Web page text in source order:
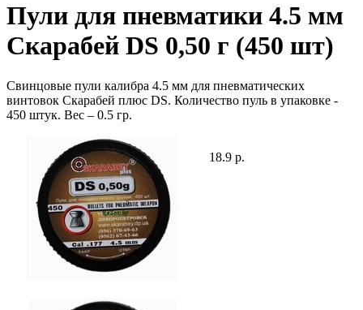
Пули для пневматики 4.5 мм
Скарабей DS 0,50 г (450 шт)
Свинцовые пули калибра 4.5 мм для пневматических
винтовок Скарабей плюс DS. Количество пуль в упаковке -
450 штук. Вес – 0.5 гр.
18.9 р.